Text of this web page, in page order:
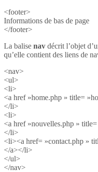
<footer>
Informations de bas de page
</footer>
La balise nav décrit l’objet
qu’elle contient des liens de
<nav>
<ul>
<li>
<a href »home.php » title=
</li>
<li>
<a href »nouvelles.php »
</li>
<li><a href= »contact.php »
</a></li>
</ul>
</nav>